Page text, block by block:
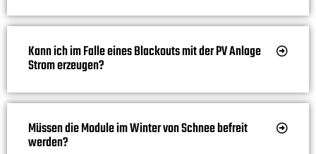
Kann ich im Falle eines Blackouts mit der PV Anlage
Strom erzeugen?
Müssen die Module im Winter von Schnee befreit
werden?